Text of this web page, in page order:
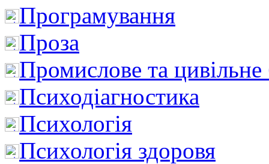
Програмування
Проза
Промислове та цивільне
Психодіагностика
Психологія
Психологія здоровя